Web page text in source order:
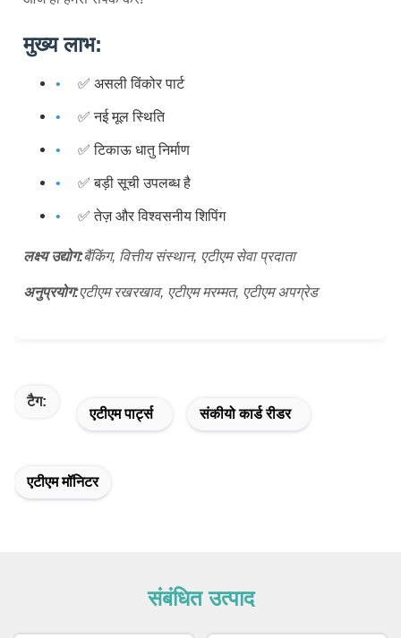
मुख्य लाभ:
✅ असली विंकोर पार्ट
✅ नई मूल स्थिति
✅ टिकाऊ धातु निर्माण
✅ बड़ी सूची उपलब्ध है
✅ तेज़ और विश्वसनीय शिपिंग
लक्ष्य उद्योग:बैंकिंग, वित्तीय संस्थान, एटीएम सेवा प्रदाता
अनुप्रयोग:एटीएम रखरखाव, एटीएम मरम्मत, एटीएम अपग्रेड
टैग:
एटीएम पार्ट्स
संकीयो कार्ड रीडर
एटीएम मॉनिटर
संबंधित उत्पाद